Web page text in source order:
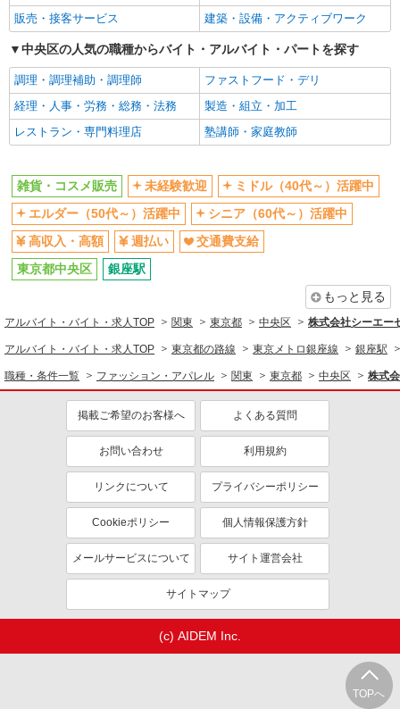
キープ 詳細を見る
派遣社員
株式会社シーエーセールススタッフ/tkYU42116b
雑貨販売
時給1550円〜1650円 〈月給例〉時給1,600円
×7.5h×21日＝252,000円 ＊残業代は1分単位で支
キープ 詳細を見る
派遣社員
株式会社シーエーセールススタッフ/tkYH37482a
円】 ■22日間勤務の場合＝247,500円（内訳：時
給1500円×実働7時間30分×22日） ＋残業代
変動します。
ギンザシックス
キープ 詳細を見る
株式会社シーエーセールススタッフ/tkOR38747a
雑貨販売
時給1600円 【時給】1,600円【月収例】1,500
円×7時間30分×22日＝264,000円＋残業代（1分単
位）※時給設定は経験、シフト希望により異なり
ます。
東京都中央区銀座5丁目7－6
詳細を見る
円×7時間30分×22日＝264,000円＋残業代（1分単
位）※時給設定は経験、シフト希望により異なり
同じ職種から求人を探す
ファッション・アパレル
雑貨・コスメ販売
同じ特徴から求人を探す
未経験歓迎
ミドル（40代～）活躍中
販売・接客サービス 建築・設備・アクティブワーク
中央区の人気の職種からバイト・アルバイト・パートを探す
調理・調理補助・調理師
ファストフード・デリ
経理・人事・労務・総務・法務
製造・組立・加工
レストラン・専門料理店
塾講師・家庭教師
TOPへ
雑貨・コスメ販売 未経験歓迎
ミドル（40代～）活躍中
エルダー（50代～）活躍中
シニア（60代～）活躍中
高収入・高額
週払い
交通費支給
東京都中央区
銀座駅
もっと見る
アルバイト・バイト・求人TOP 関東 東京都 中央区 株式会社シーエー
アルバイト・バイト・求人TOP 東京都の路線 東京メトロ銀座線 銀座駅
職種・条件一覧 ファッション・アパレル 関東 東京都 中央区 株式
掲載ご希望のお客様へ よくある質問
お問い合わせ 利用規約
リンクについて プライバシーポリシー
Cookieポリシー 個人情報保護方針
メールサービスについて サイト運営会社
サイトマップ
(c) AIDEM Inc.